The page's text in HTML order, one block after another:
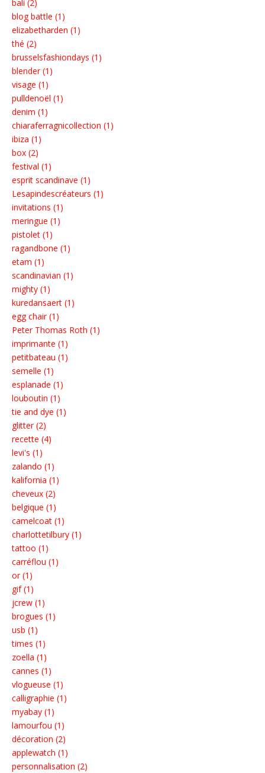
bali (2)
blog battle (1)
elizabetharden (1)
thé (2)
brusselsfashiondays (1)
blender (1)
visage (1)
pulldenoël (1)
denim (1)
chiaraferragnicollection (1)
ibiza (1)
box (2)
festival (1)
esprit scandinave (1)
Lesapindescréateurs (1)
invitations (1)
meringue (1)
pistolet (1)
ragandbone (1)
etam (1)
scandinavian (1)
mighty (1)
kuredansaert (1)
egg chair (1)
Peter Thomas Roth (1)
imprimante (1)
petitbateau (1)
semelle (1)
esplanade (1)
louboutin (1)
tie and dye (1)
glitter (2)
recette (4)
levi's (1)
zalando (1)
kalifornia (1)
cheveux (2)
belgique (1)
camelcoat (1)
charlottetilbury (1)
tattoo (1)
carréflou (1)
or (1)
gif (1)
jcrew (1)
brogues (1)
usb (1)
times (1)
zoella (1)
cannes (1)
vlogueuse (1)
calligraphie (1)
myabay (1)
lamourfou (1)
décoration (2)
applewatch (1)
personnalisation (2)